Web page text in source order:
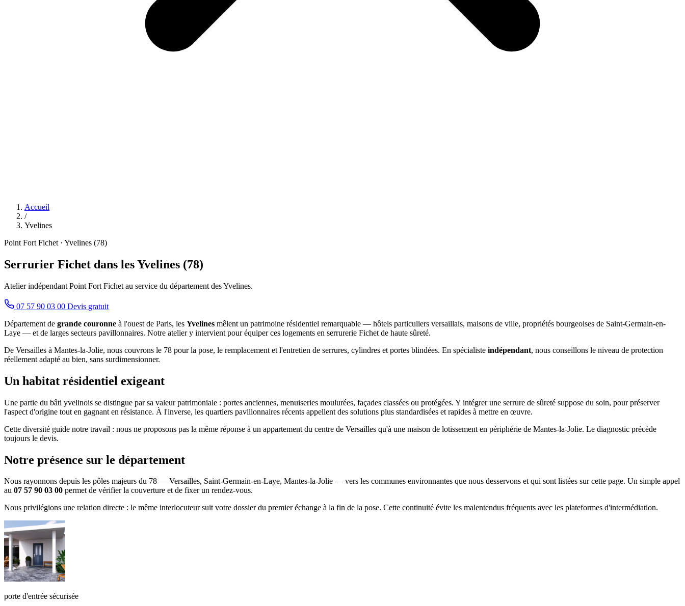
Accueil
/
Yvelines
Point Fort Fichet · Yvelines (78)
Serrurier Fichet dans les Yvelines (78)
Atelier indépendant Point Fort Fichet au service du département des Yvelines.
07 57 90 03 00 Devis gratuit
Département de grande couronne à l'ouest de Paris, les Yvelines mêlent un patrimoine résidentiel remarquable — hôtels particuliers versaillais, maisons de ville, propriétés bourgeoises de Saint-Germain-en-
Laye — et de larges secteurs pavillonnaires. Notre atelier y intervient pour équiper ces logements en serrurerie Fichet de haute sûreté.
De Versailles à Mantes-la-Jolie, nous couvrons le 78 pour la pose, le remplacement et l'entretien de serrures, cylindres et portes blindées. En spécialiste indépendant, nous conseillons le niveau de protection
réellement adapté au bien, sans surdimensionner.
Un habitat résidentiel exigeant
Une partie du bâti yvelinois se distingue par sa valeur patrimoniale : portes anciennes, menuiseries moulurées, façades classées ou protégées. Y intégrer une serrure de sûreté suppose du soin, pour préserver
l'aspect d'origine tout en gagnant en résistance. À l'inverse, les quartiers pavillonnaires récents appellent des solutions plus standardisées et rapides à mettre en œuvre.
Cette diversité guide notre travail : nous ne proposons pas la même réponse à un appartement du centre de Versailles qu'à une maison de lotissement en périphérie de Mantes-la-Jolie. Le diagnostic précède
toujours le devis.
Notre présence sur le département
Nous rayonnons depuis les pôles majeurs du 78 — Versailles, Saint-Germain-en-Laye, Mantes-la-Jolie — vers les communes environnantes que nous desservons et qui sont listées sur cette page. Un simple appel
au 07 57 90 03 00 permet de vérifier la couverture et de fixer un rendez-vous.
Nous privilégions une relation directe : le même interlocuteur suit votre dossier du premier échange à la fin de la pose. Cette continuité évite les malentendus fréquents avec les plateformes d'intermédiation.
porte d'entrée sécurisée